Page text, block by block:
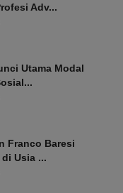
Adv...
Utama Modal
Franco Baresi
Usia ...